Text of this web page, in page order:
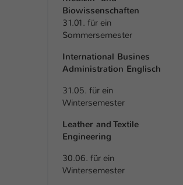
Biowissenschaften
31.01. für ein
Sommersemester
International Busines
Administration Englisch
31.05. für ein
Wintersemester
Leather and Textile
Engineering
30.06. für ein
Wintersemester